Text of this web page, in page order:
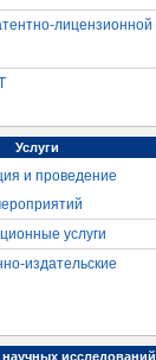
лицензионной
Услуги
и проведение
услуги
издательские
исследований